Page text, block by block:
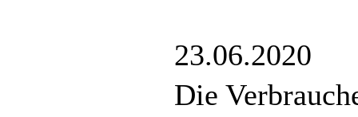
23.06.2020
Die